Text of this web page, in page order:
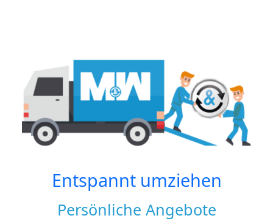
Entspannt umziehen
Persönliche Angebote